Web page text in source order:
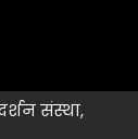
संस्था,